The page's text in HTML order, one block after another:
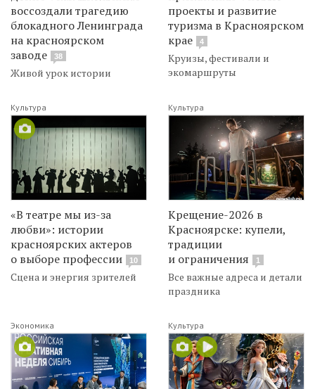
воссоздали трагедию
блокадного Ленинграда
на красноярском
заводе
38
Живой урок истории
проекты и развитие
туризма в Красноярском
крае
4
Круизы, фестивали и
экомаршруты
Культура
«В театре мы из-за
любви»: истории
красноярских актеров
о выборе профессии
10
Сцена и энергия зрителей
Культура
Крещение-2026 в
Красноярске: купели,
традиции
и ограничения
1
Все важные адреса и детали
праздника
Экономика Культура